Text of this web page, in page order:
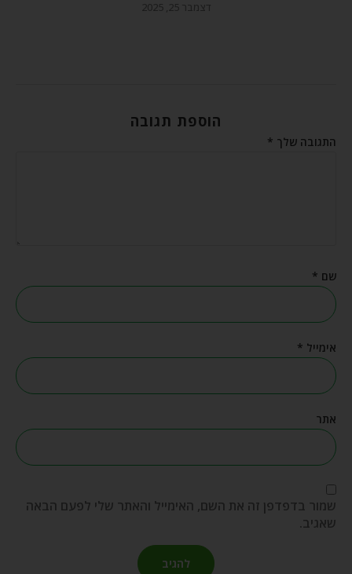
דצמבר 25, 2025
הוספת תגובה
התגובה שלך*
שם*
אימייל*
אתר
שמור בדפדפן זה את השם, האימייל והאתר שלי לפעם הבאה
שאגיב.